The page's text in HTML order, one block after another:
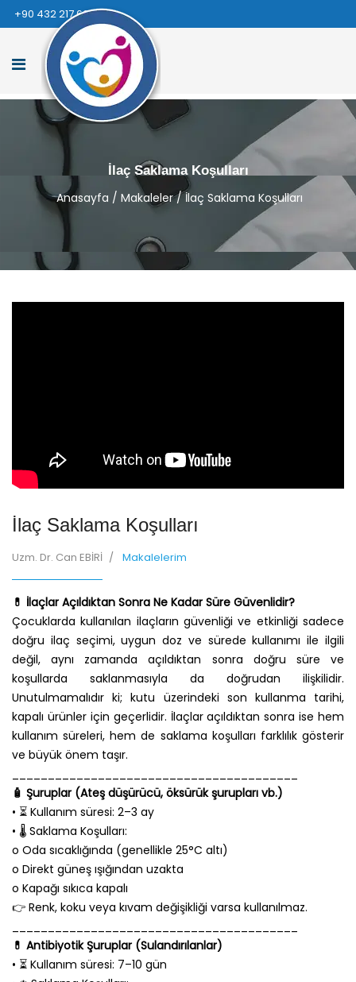
+90 432 217 66 66
İlaç Saklama Koşulları
Anasayfa / Makaleler/ İlaç Saklama Koşulları
İlaç Saklama Koşulları
Uzm. Dr. Can EBİRİ Makalelerim
💊 İlaçlar Açıldıktan Sonra Ne Kadar Süre Güvenlidir?
Çocuklarda kullanılan ilaçların güvenliği ve etkinliği sadece
doğru ilaç seçimi, uygun doz ve sürede kullanımı ile ilgili
değil, aynı zamanda açıldıktan sonra doğru süre ve
koşullarda saklanmasıyla da doğrudan ilişkilidir.
Unutulmamalıdır ki; kutu üzerindeki son kullanma tarihi,
kapalı ürünler için geçerlidir. İlaçlar açıldıktan sonra ise hem
kullanım süreleri, hem de saklama koşulları farklılık gösterir
ve büyük önem taşır.
🧴 Şuruplar (Ateş düşürücü, öksürük şurupları vb.)
• ⏳ Kullanım süresi: 2–3 ay
• 🌡️ Saklama Koşulları:
o Oda sıcaklığında (genellikle 25°C altı)
o Direkt güneş ışığından uzakta
o Kapağı sıkıca kapalı
👉 Renk, koku veya kıvam değişikliği varsa kullanılmaz.
💊 Antibiyotik Şuruplar (Sulandırılanlar)
• ⏳ Kullanım süresi: 7–10 gün